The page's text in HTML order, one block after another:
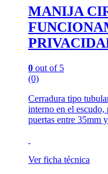
MANIJA
0 out of 5
(0)
Cerradura tipo
interno en el escudo,
puertas entre 35mm
Ver ficha técnica